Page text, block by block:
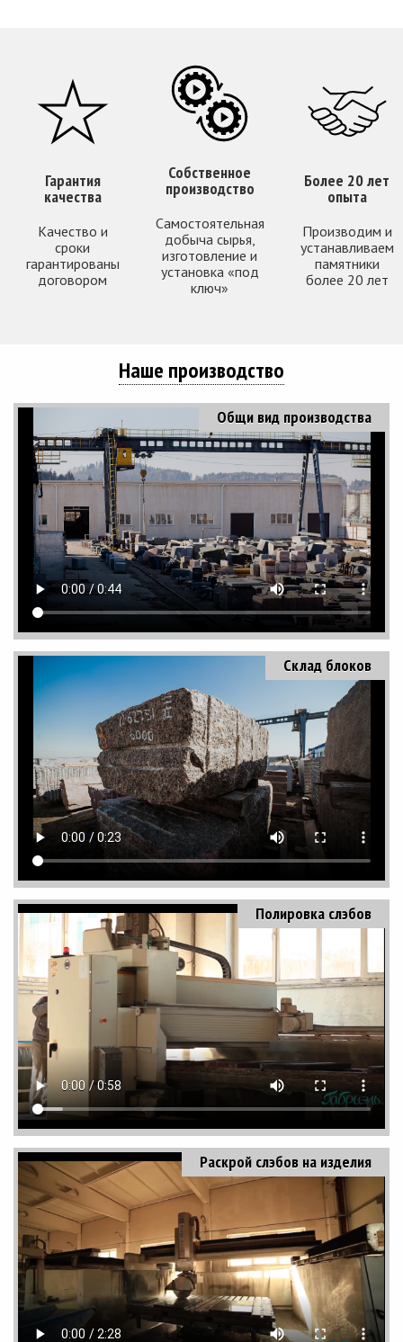
Гарантия
качества
Качество и
сроки
гарантированы
договором
Собственное
производство
Самостоятельная
добыча сырья,
изготовление и
установка «под
ключ»
Более 20 лет
опыта
Производим и
устанавливаем
памятники
более 20 лет
Наше производство
Общи вид производства
Склад блоков
Полировка слэбов
Раскрой слэбов на изделия